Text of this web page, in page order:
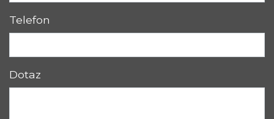
Telefon
Dotaz